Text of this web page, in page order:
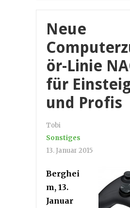
Neue
ör-Linie
für
und Profis
Tobi
Sonstiges
13. Januar 2015
Berghei
m, 13.
Januar